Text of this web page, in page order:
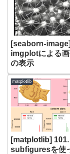
[seaborn-
imgplotによる
の表示
matplotlib
[matplotlib] 101.
subfiguresを使